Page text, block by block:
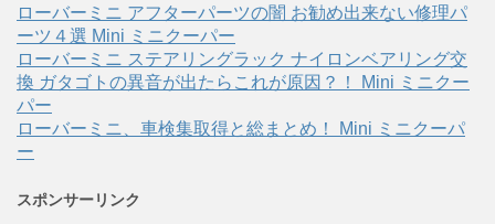
ローバーミニ アフターパーツの闇 お勧め出来ない修理パ
ーツ４選 Mini ミニクーパー
ローバーミニ ステアリングラック ナイロンベアリング交
換 ガタゴトの異音が出たらこれが原因？！ Mini ミニクー
パー
ローバーミニ、車検集取得と総まとめ！ Mini ミニクーパ
ー
スポンサーリンク